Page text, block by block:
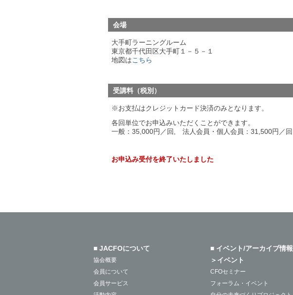
会場
大手町ラーニングルーム
東京都千代田区大手町１－５－１
地図はこちら
受講料 （税別）
※お支払はクレジットカード決済のみとなります。
各回単位でお申込みいただくことができます。
一般：35,000円／回, 法人会員・個人会員：31,500円／回
お申込み受付を終了いたしました
■ JACFOについて
協会概要
会員について
会員サービス
■ イベント/アーカイブ情報
＞イベント
CFOセミナー
フォーラム・イベント